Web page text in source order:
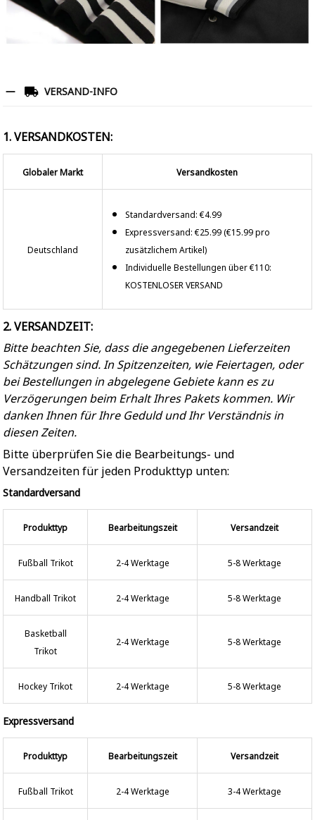
VERSAND-INFO
1. VERSANDKOSTEN:
Globaler Markt Versandkosten
Deutschland
Standardversand: €4.99
Expressversand: €25.99 (€15.99 pro
zusätzlichem Artikel)
Individuelle Bestellungen über €110:
KOSTENLOSER VERSAND
2. VERSANDZEIT:
Bitte beachten Sie, dass die angegebenen Lieferzeiten
Schätzungen sind. In Spitzenzeiten, wie Feiertagen, oder
bei Bestellungen in abgelegene Gebiete kann es zu
Verzögerungen beim Erhalt Ihres Pakets kommen. Wir
danken Ihnen für Ihre Geduld und Ihr Verständnis in
diesen Zeiten.
Bitte überprüfen Sie die Bearbeitungs- und
Versandzeiten für jeden Produkttyp unten:
Standardversand
Produkttyp Bearbeitungszeit Versandzeit
Fußball Trikot 2-4 Werktage 5-8 Werktage
Handball Trikot 2-4 Werktage 5-8 Werktage
Basketball
Trikot
2-4 Werktage 5-8 Werktage
Hockey Trikot 2-4 Werktage 5-8 Werktage
Expressversand
Produkttyp Bearbeitungszeit Versandzeit
Fußball Trikot 2-4 Werktage 3-4 Werktage